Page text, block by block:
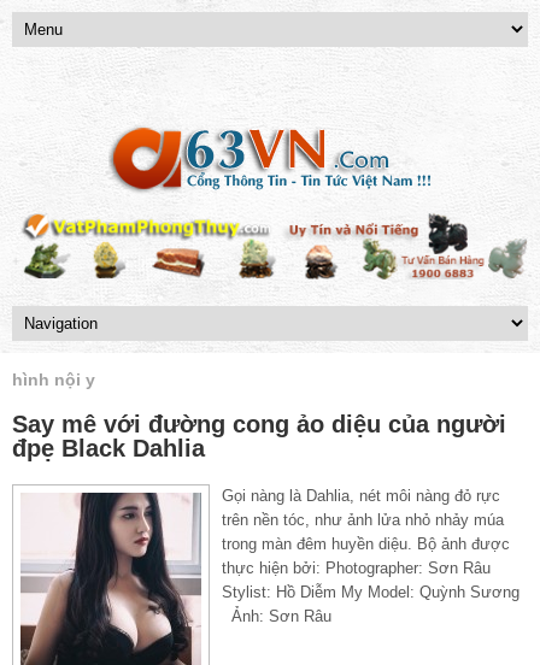
hình nội y
Say mê với đường cong ảo diệu của người
đpẹ Black Dahlia
Gọi nàng là Dahlia, nét môi nàng đỏ rực
trên nền tóc, như ảnh lửa nhỏ nhảy múa
trong màn đêm huyền diệu. Bộ ảnh được
thực hiện bởi: Photographer: Sơn Râu
Stylist: Hồ Diễm My Model: Quỳnh Sương
Ảnh: Sơn Râu